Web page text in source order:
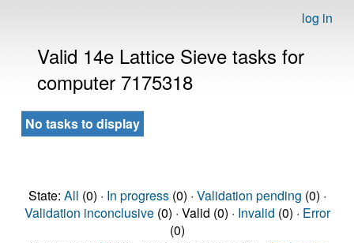
log in
Valid 14e Lattice Sieve tasks for
computer 7175318
No tasks to display
State: All (0) · In progress(0) · Validation pending (0) ·
Validation inconclusive(0) · Valid (0) · Invalid (0) · Error
(0)